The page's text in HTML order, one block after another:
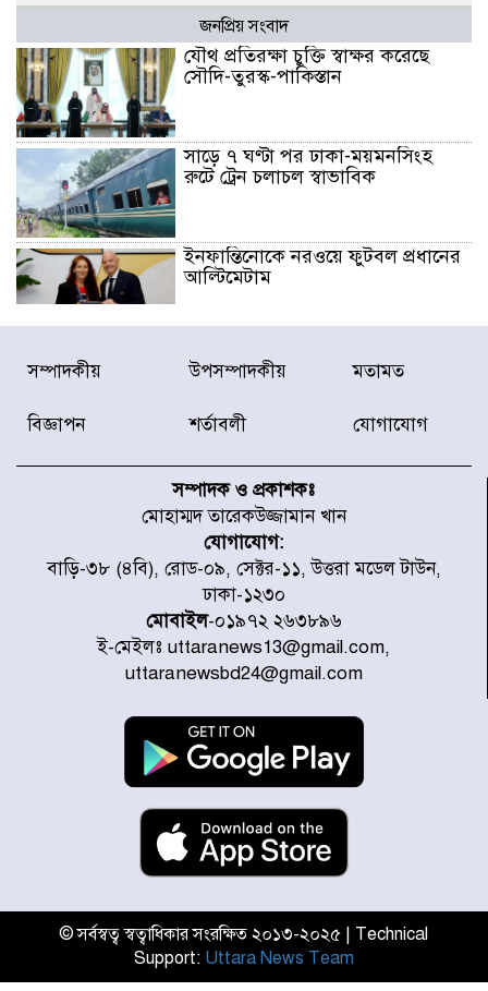
জনপ্রিয় সংবাদ
যৌথ প্রতিরক্ষা চুক্তি স্বাক্ষর করেছে
সৌদি-তুরস্ক-পাকিস্তান
সাড়ে ৭ ঘণ্টা পর ঢাকা-ময়মনসিংহ
রুটে ট্রেন চলাচল স্বাভাবিক
ইনফান্তিনোকে নরওয়ে ফুটবল প্রধানের
আল্টিমেটাম
দেশে ভারি বৃষ্টির সতর্কবার্তা, ১০
জেলায় বন্যার পূর্বাভাস
স্থাপনের উদ্যোগ চান মিয়া ব্যাপারীর
৭ জেলায় ঝোড়ো হাওয়াসহ বজ্রবৃষ্টির
শঙ্কা
বগুড়া ও সিলেটে সড়ক দুর্ঘটনায় নিহত
১৫
জুলাইয়ে দেশজুড়ে ৪৫৮টি সড়ক
দুর্ঘটনায় ৪১৬ জন নিহত হয়েছেন
হারিয়ে যাওয়া শিশুকে পরিবারের কাছে
ফিরিয়ে প্রশংসায় ভাসছেন খিলক্ষেত
আজ থেকে উন্মুক্ত ‘জুলাই গণঅভ্যুত্থান
স্মৃতি জাদুঘর
সম্পাদকীয় উপসম্পাদকীয় মতামত
বিজ্ঞাপন শর্তাবলী যোগাযোগ
সম্পাদক ও প্রকাশকঃ
মোহাম্মদ তারেকউজ্জামান খান
যোগাযোগ:
বাড়ি-৩৮ (৪বি), রোড-০৯, সেক্টর-১১, উত্তরা মডেল টাউন,
ঢাকা-১২৩০
মোবাইল-০১৯৭২ ২৬৩৮৯৬
ই-মেইলঃ uttaranews13@gmail.com,
uttaranewsbd24@gmail.com
© সর্বস্বত্ব স্বত্বাধিকার সংরক্ষিত ২০১৩-২০২৫ | Technical
Support: Uttara News Team